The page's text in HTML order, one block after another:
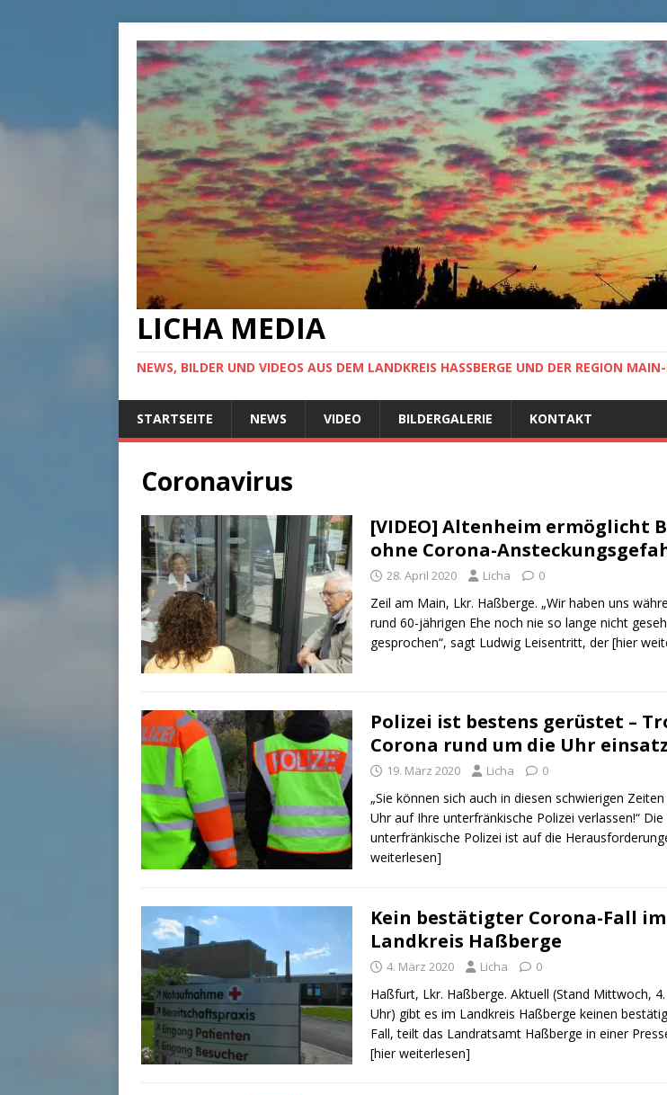
LICHA MEDIA
NEWS, BILDER UND VIDEOS AUS DEM LANDKREIS HASSBERGE UND DER REGION MAIN-
STARTSEITE NEWS VIDEO BILDERGALERIE KONTAKT
Coronavirus
[VIDEO] Altenheim ermöglicht
ohne Corona-
28. April 2020 Licha 0
Zeil am Main, Lkr. Haßberge. „Wir haben uns
rund 60-jährigen Ehe noch nie so lange nicht
gesprochen“, sagt Ludwig Leisentritt, der[hier
Polizei ist bestens gerüstet –
Corona rund um die Uhr
19. März 2020 Licha 0
„Sie können sich auch in diesen schwierigen
Uhr auf Ihre unterfränkische Polizei verlassen!“ Die
unterfränkische Polizei ist auf die
weiterlesen]
Kein bestätigter Corona-Fall im
Landkreis Haßberge
4. März 2020 Licha 0
Haßfurt, Lkr. Haßberge. Aktuell (Stand Mittwoch,
Uhr) gibt es im Landkreis Haßberge keinen
Fall, teilt das Landratsamt Haßberge in einer
[hier weiterlesen]